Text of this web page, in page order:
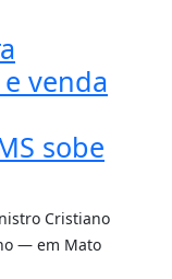
venda
sobe
Cristiano
— em Mato